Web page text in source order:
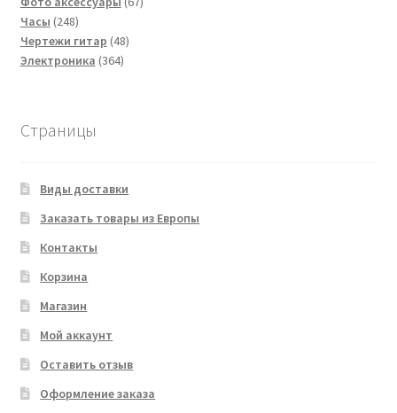
Часы 248248
товаров
Чертежи гитар 4848
Электроника 364364
Страницы
Виды доставки
Заказать товары из Европы
Контакты
Корзина
Магазин
Мой аккаунт
Оставить отзыв
Оформление заказа